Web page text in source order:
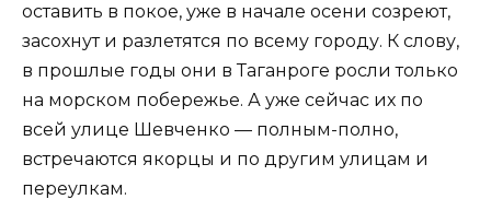
оставить в покое, уже в начале осени созреют,
засохнут и разлетятся по всему городу. К слову,
в прошлые годы они в Таганроге росли только
на морском побережье. А уже сейчас их по
всей улице Шевченко — полным-полно,
встречаются якорцы и по другим улицам и
переулкам.